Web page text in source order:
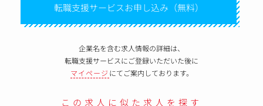
転職支援サービスお申し込み（無料）
企業名を含む求人情報の詳細は、
転職支援サービスにご登録いただいた後に
マイページ にてご案内しております。
この求人に似た求人を探す